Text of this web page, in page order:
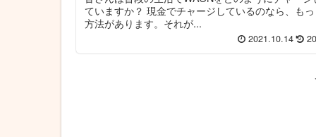
ていますか？ 現金でチャージしているのなら、も
方法があります。それが...
2021.10.14